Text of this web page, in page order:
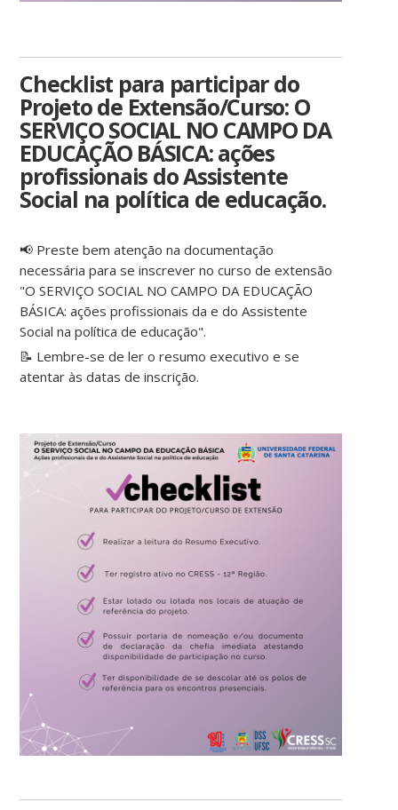
Checklist para participar do
Projeto de Extensão/Curso: O
SERVIÇO SOCIAL NO CAMPO DA
EDUCAÇÃO BÁSICA: ações
profissionais do Assistente
Social na política de educação.
📢 Preste bem atenção na documentação
necessária para se inscrever no curso de extensão
"O SERVIÇO SOCIAL NO CAMPO DA EDUCAÇÃO
BÁSICA: ações profissionais da e do Assistente
Social na política de educação".
📝 Lembre-se de ler o resumo executivo e se
atentar às datas de inscrição.